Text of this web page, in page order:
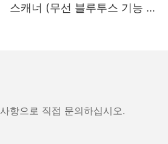
스캐너 (무선 블루투스 기능 포
항으로 직접 문의하십시오.